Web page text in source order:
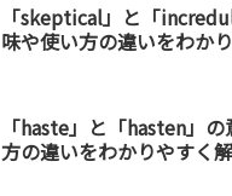
「skeptical」と「
味や使い方の違いをわか
「haste」と「hasten」
方の違いをわかりやすく